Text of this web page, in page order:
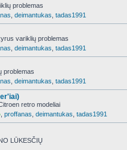
problemas
deimantukas tadas1991
variklių problemas
deimantukas tadas1991
problemas
deimantukas tadas1991
retro modeliai
proffanas deimantukas tadas1991
LŪKESČIŲ